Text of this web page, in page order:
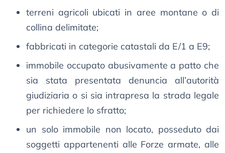
terreni agricoli ubicati in aree montane o di
collina delimitate;
fabbricati in categorie catastali da E/1 a E9;
immobile occupato abusivamente a patto che
sia stata presentata denuncia all’autorità
giudiziaria o si sia intrapresa la strada legale
per richiedere lo sfratto;
un solo immobile non locato, posseduto dai
soggetti appartenenti alle Forze armate, alle